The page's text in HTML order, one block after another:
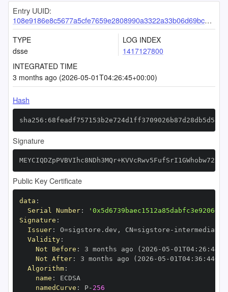
Entry UUID:
108e9186e8c5677a5cfe7659e2808990a3322a33b06d69bc80aa13f0b50f93710d681eb4a3c1d53d
TYPE
dsse
LOG INDEX
1417127800
INTEGRATED TIME
3 months ago (2026-05-01T04:26:45+00:00)
Hash
Signature
Public Key Certificate
data :
Serial Number:
Signature :
Issuer: O=sigstore.dev , CN=sigstore -
Validity:
Not Before : 3 months ago (2026 -05 -01T04: 26 :
Not After: 3 months ago (2026 -05 -01T04: 36 : 44+00
Algorithm:
name :
namedCurve : P- 256